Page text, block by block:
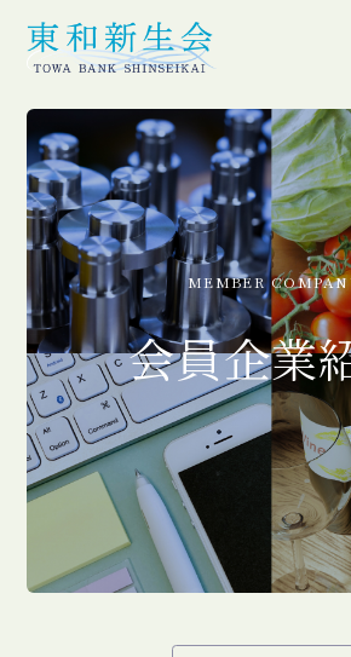
MEMBER
会員企業